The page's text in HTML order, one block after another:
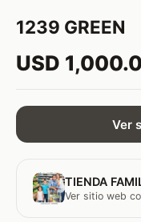
1239 GREEN
USD
Ver
TIENDA
Ver sitio web